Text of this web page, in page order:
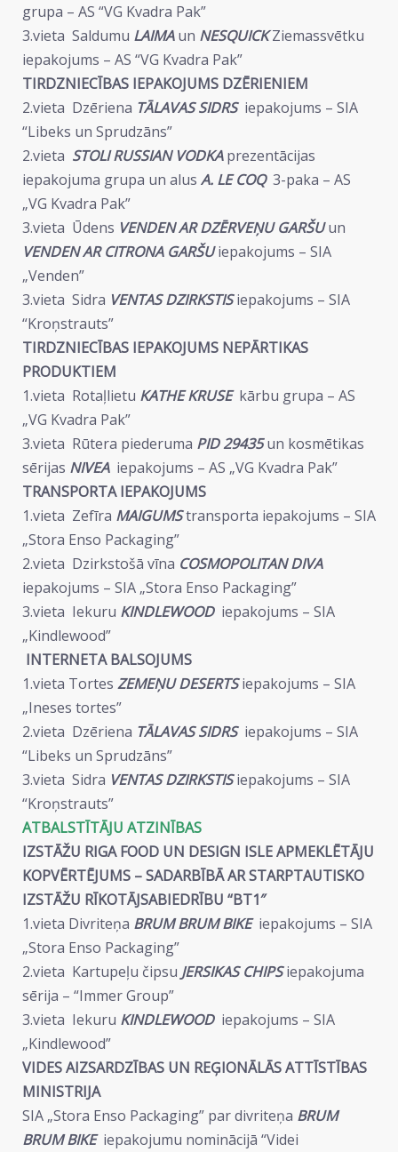
grupa – AS “VG Kvadra Pak”
3.vieta Saldumu LAIMAun NESQUICKZiemassvētku
iepakojums – AS “VG Kvadra Pak”
TIRDZNIECĪBAS IEPAKOJUMS DZĒRIENIEM
2.vieta Dzēriena TĀLAVAS SIDRS iepakojums – SIA
“Libeks un Sprudzāns”
2.vieta STOLI RUSSIAN VODKAprezentācijas
iepakojuma grupa un alus A. LE COQ 3-paka – AS
„VG Kvadra Pak”
3.vieta Ūdens VENDEN AR DZĒRVEŅU GARŠUun
VENDEN AR CITRONA GARŠUiepakojums – SIA
„Venden”
3.vieta Sidra VENTAS DZIRKSTISiepakojums – SIA
“Kroņstrauts”
TIRDZNIECĪBAS IEPAKOJUMS NEPĀRTIKAS
PRODUKTIEM
1.vieta Rotaļlietu KATHE KRUSE kārbu grupa – AS
„VG Kvadra Pak”
3.vieta Rūtera piederuma PID 29435un kosmētikas
sērijas NIVEAiepakojums – AS „VG Kvadra Pak”
TRANSPORTA IEPAKOJUMS
1.vieta Zefīra MAIGUMStransporta iepakojums – SIA
„Stora Enso Packaging”
2.vieta Dzirkstošā vīna COSMOPOLITAN DIVA
iepakojums – SIA „Stora Enso Packaging”
3.vieta Iekuru KINDLEWOODiepakojums – SIA
„Kindlewood”
INTERNETA BALSOJUMS
1.vieta Tortes ZEMEŅU DESERTSiepakojums – SIA
„Ineses tortes”
2.vieta Dzēriena TĀLAVAS SIDRS iepakojums – SIA
“Libeks un Sprudzāns”
3.vieta Sidra VENTAS DZIRKSTISiepakojums – SIA
“Kroņstrauts”
ATBALSTĪTĀJU ATZINĪBAS
IZSTĀŽU RIGA FOOD UN DESIGN ISLE APMEKLĒTĀJU
KOPVĒRTĒJUMS – SADARBĪBĀ AR STARPTAUTISKO
IZSTĀŽU RĪKOTĀJSABIEDRĪBU “BT1″
1.vieta Divriteņa BRUM BRUM BIKE iepakojums – SIA
„Stora Enso Packaging”
2.vieta Kartupeļu čipsu JERSIKAS CHIPSiepakojuma
sērija – “Immer Group”
3.vieta Iekuru KINDLEWOODiepakojums – SIA
„Kindlewood”
VIDES AIZSARDZĪBAS UN REĢIONĀLĀS ATTĪSTĪBAS
MINISTRIJA
SIA „Stora Enso Packaging” par divriteņa BRUM
BRUM BIKEiepakojumu nominācijā “Videi